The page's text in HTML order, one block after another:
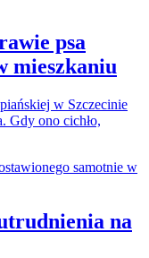
psa
mieszkaniu
w Szczecinie
Gdy ono cichło,
na